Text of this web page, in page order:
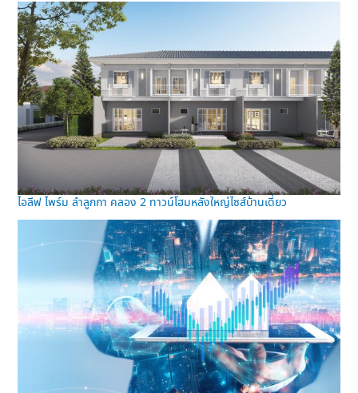
ไอลีฟ ไพร์ม ลำลูกกา คลอง 2 ทาวน์โฮมหลังใหญ่ไซส์บ้านเดี่ยว